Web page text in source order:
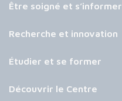
Être soigné et s’informer
Recherche et innovation
Étudier et se former
Découvrir le Centre